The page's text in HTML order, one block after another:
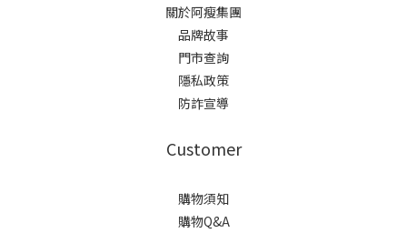
關於阿瘦集團
品牌故事
門市查詢
隱私政策
防詐宣導
Customer
購物須知
購物Q&A